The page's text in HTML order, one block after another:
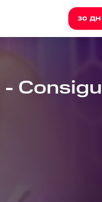
30